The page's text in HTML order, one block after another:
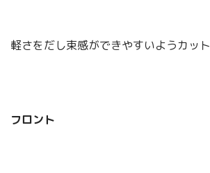
軽さをだし束感ができやすいようカット
フロント